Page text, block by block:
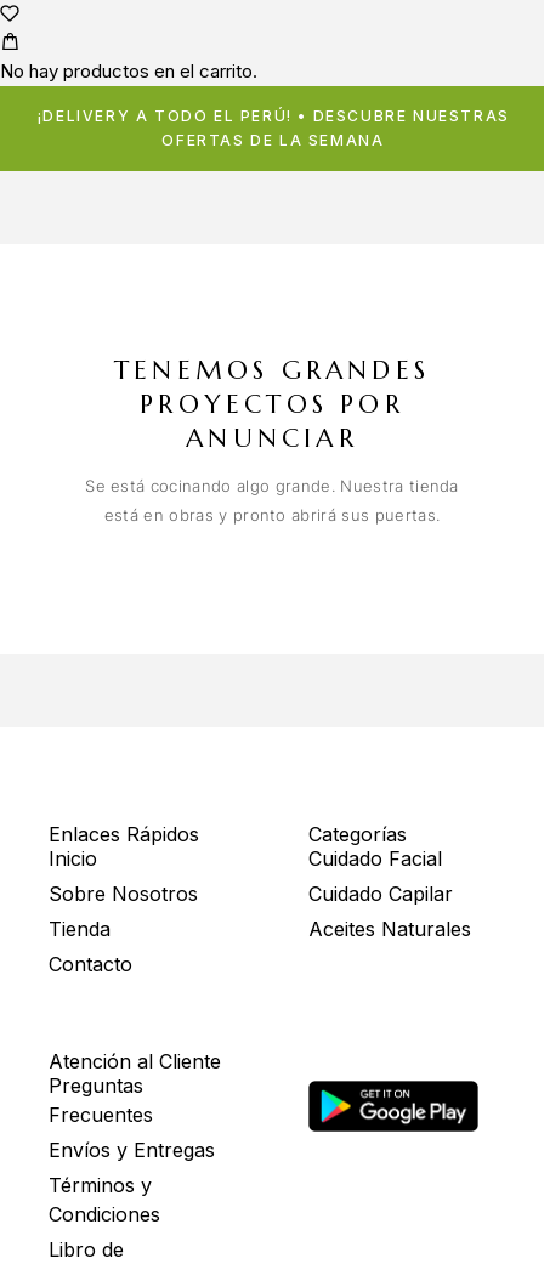
No hay productos en el carrito.
¡DELIVERY A TODO EL PERÚ! • DESCUBRE NUESTRAS
OFERTAS DE LA SEMANA
TENEMOS GRANDES
PROYECTOS POR
ANUNCIAR
Se está cocinando algo grande. Nuestra tienda
está en obras y pronto abrirá sus puertas.
Enlaces Rápidos
Inicio
Sobre Nosotros
Tienda
Contacto
Categorías
Cuidado Facial
Cuidado Capilar
Aceites Naturales
Atención al Cliente
Preguntas
Frecuentes
Envíos y Entregas
Términos y
Condiciones
Libro de